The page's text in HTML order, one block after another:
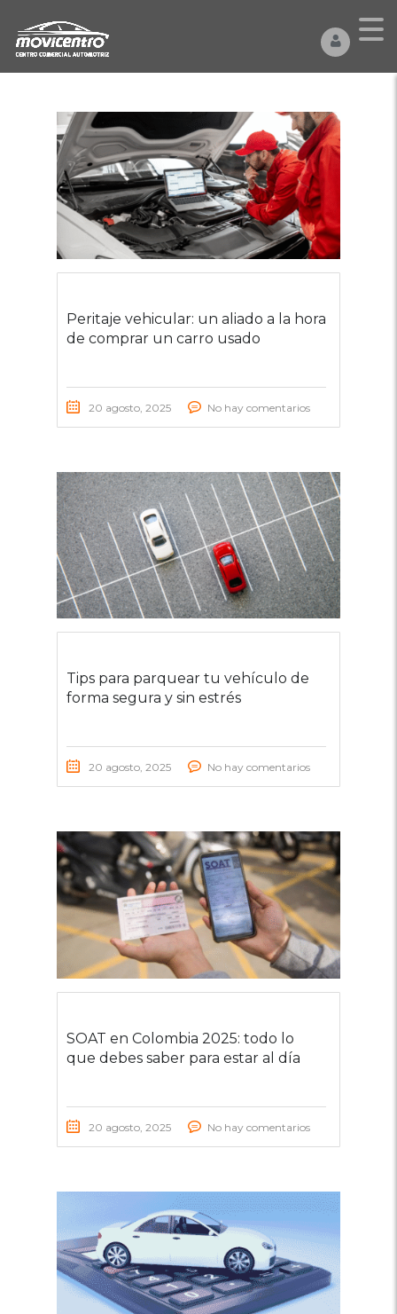
Peritaje vehicular: un aliado a la hora
de comprar un carro usado
20 agosto, 2025 No hay comentarios
Tips para parquear tu vehículo de
forma segura y sin estrés
20 agosto, 2025 No hay comentarios
SOAT en Colombia 2025: todo lo
que debes saber para estar al día
20 agosto, 2025 No hay comentarios